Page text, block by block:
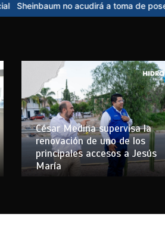
toma de posesión del nuevo presidente
César Medina supervisa la
renovación de uno de los
principales accesos a Jesús
María